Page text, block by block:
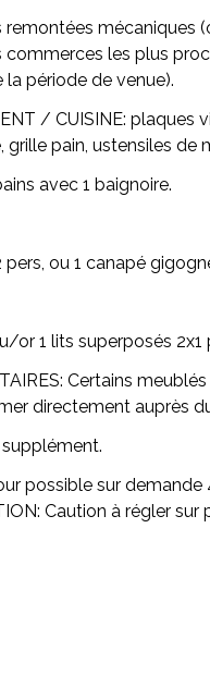
mécaniques
commerces les plus
période de venue).
/ CUISINE: plaques
pain, ustensiles de
avec 1 baignoire.
ou 1 canapé
or 1 lits superposés 2x1
Certains
directement auprès
possible sur
Caution à régler sur